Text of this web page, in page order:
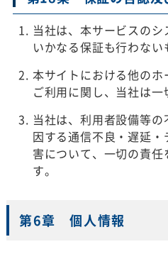
当社は、本サービスの
いかなる保証も行わない
本サイトにおける他の
ご利用に関し、当社は一
当社は、利用者設備等
因する通信不良・遅延
害について、一切の責
す。
第6章 個人情報